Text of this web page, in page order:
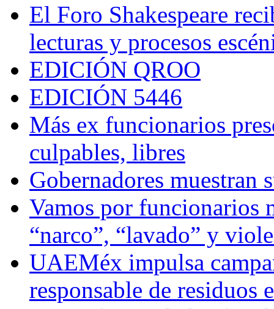
El Foro Shakespeare
lecturas y procesos
EDICIÓN QROO
EDICIÓN 5446
Más ex funcionarios
culpables, libres
Gobernadores muestran
Vamos por funcionarios
“narco”, “lavado” y
UAEMéx impulsa
responsable de residuos